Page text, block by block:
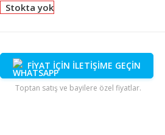
Stokta yok
FİYAT İÇİN İLETİŞİME GEÇİN
Toptan satış ve bayilere özel fiyatlar.